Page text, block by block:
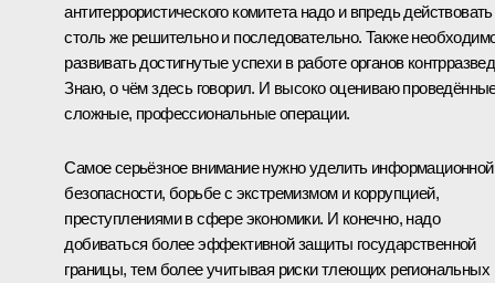
антитеррористического комитета надо и впредь действовать
столь же решительно и последовательно. Также
развивать достигнутые успехи в работе органов
Знаю, о чём здесь говорил. И высоко оцениваю
сложные, профессиональные операции.
Самое серьёзное внимание нужно уделить информационной
безопасности, борьбе с экстремизмом и коррупцией,
преступлениями в сфере экономики. И конечно, надо
добиваться более эффективной защиты государственной
границы, тем более учитывая риски тлеющих региональных